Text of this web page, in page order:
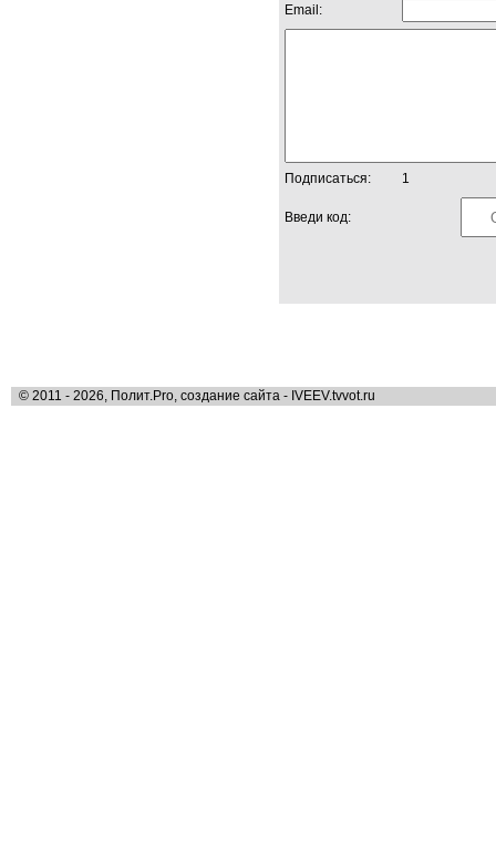
Email:
Подписаться: 1
Введи код:
© 2011 - 2026, Полит.Pro, создание сайта - IVEEV.tvvot.ru